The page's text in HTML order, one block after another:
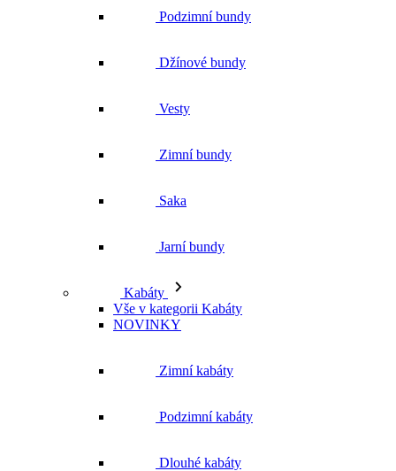
Podzimní bundy
Džínové bundy
Vesty
Zimní bundy
Saka
Jarní bundy
Kabáty
Vše v kategorii Kabáty
NOVINKY
Zimní kabáty
Podzimní kabáty
Dlouhé kabáty